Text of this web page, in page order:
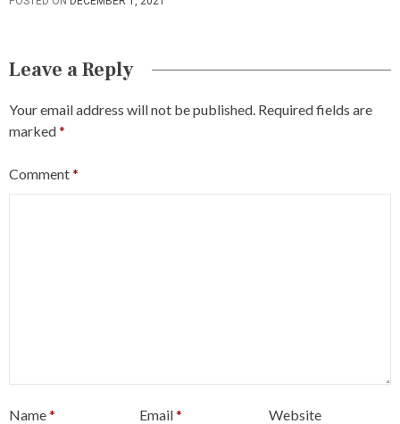
Leave a Reply
Your email address will not be published. Required fields are
marked*
Comment*
Name* Email* Website